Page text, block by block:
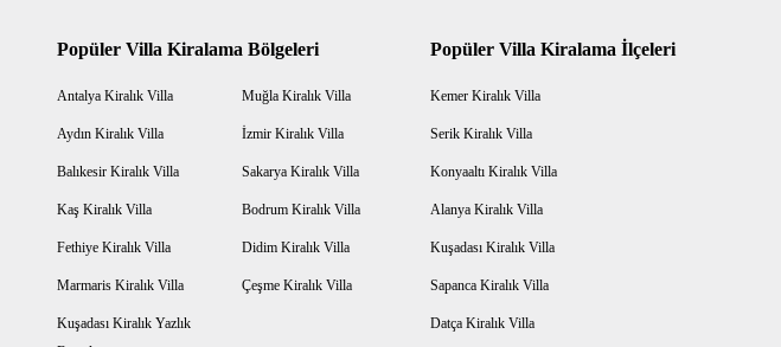
Popüler Villa Kiralama Bölgeleri
Antalya Kiralık Villa Muğla Kiralık Villa
Aydın Kiralık Villa İzmir Kiralık Villa
Balıkesir Kiralık Villa Sakarya Kiralık Villa
Kaş Kiralık Villa Bodrum Kiralık Villa
Fethiye Kiralık Villa Didim Kiralık Villa
Marmaris Kiralık Villa Çeşme Kiralık Villa
Kuşadası Kiralık Yazlık
Popüler Villa Kiralama İlçeleri
Kemer Kiralık Villa
Serik Kiralık Villa
Konyaaltı Kiralık Villa
Alanya Kiralık Villa
Kuşadası Kiralık Villa
Sapanca Kiralık Villa
Datça Kiralık Villa